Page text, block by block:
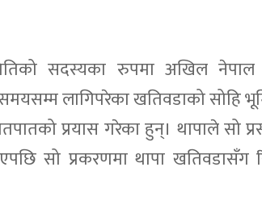
सदस्यका रुपमा अखिल
समयसम्म लागिपरेका खतिवडाको सोहि
प्रयास गरेका हुन्। थापाले सो
सो प्रकरणमा थापा